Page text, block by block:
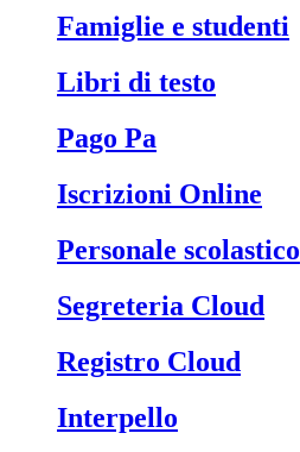
Famiglie e studenti
Libri di testo
Pago Pa
Iscrizioni Online
Personale scolastico
Segreteria Cloud
Registro Cloud
Interpello